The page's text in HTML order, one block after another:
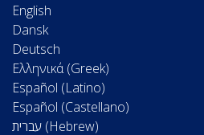
English
Dansk
Deutsch
Ελληνικά (Greek)
Español (Latino)
Español (Castellano)